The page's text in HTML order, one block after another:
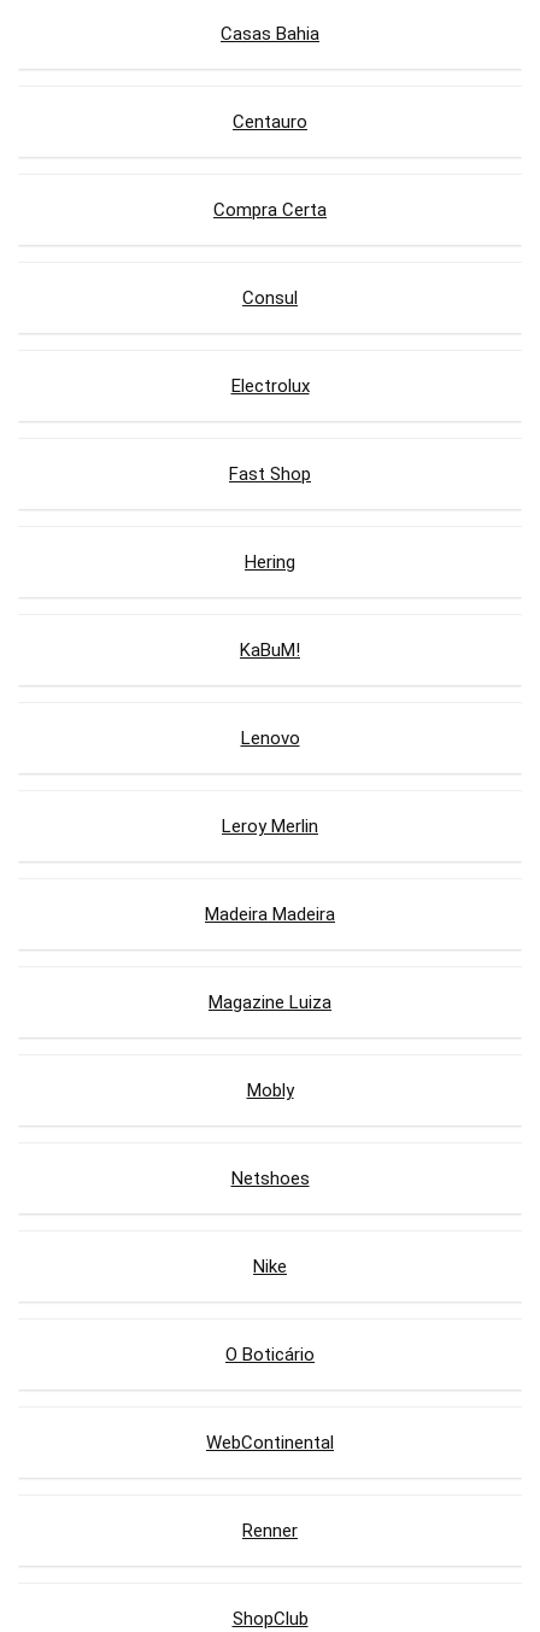
Casas Bahia
Centauro
Compra Certa
Consul
Electrolux
Fast Shop
Hering
KaBuM!
Lenovo
Leroy Merlin
Madeira Madeira
Magazine Luiza
Mobly
Netshoes
Nike
O Boticário
WebContinental
Renner
ShopClub